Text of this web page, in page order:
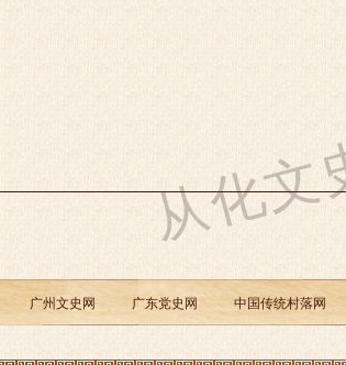
从化
广州文史网 广东党史网 中国传统村落网